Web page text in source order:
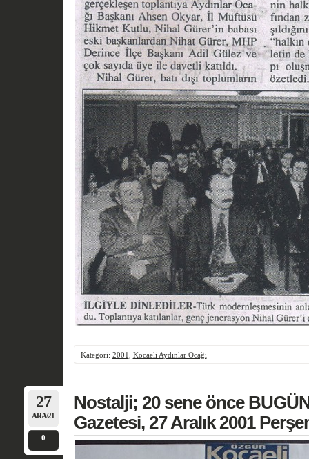
Kategori: 2001 Kocaeli Aydınlar Ocağı
27
ARA/21
0
Nostalji; 20 sene önce
Gazetesi, 27 Aralık 2001